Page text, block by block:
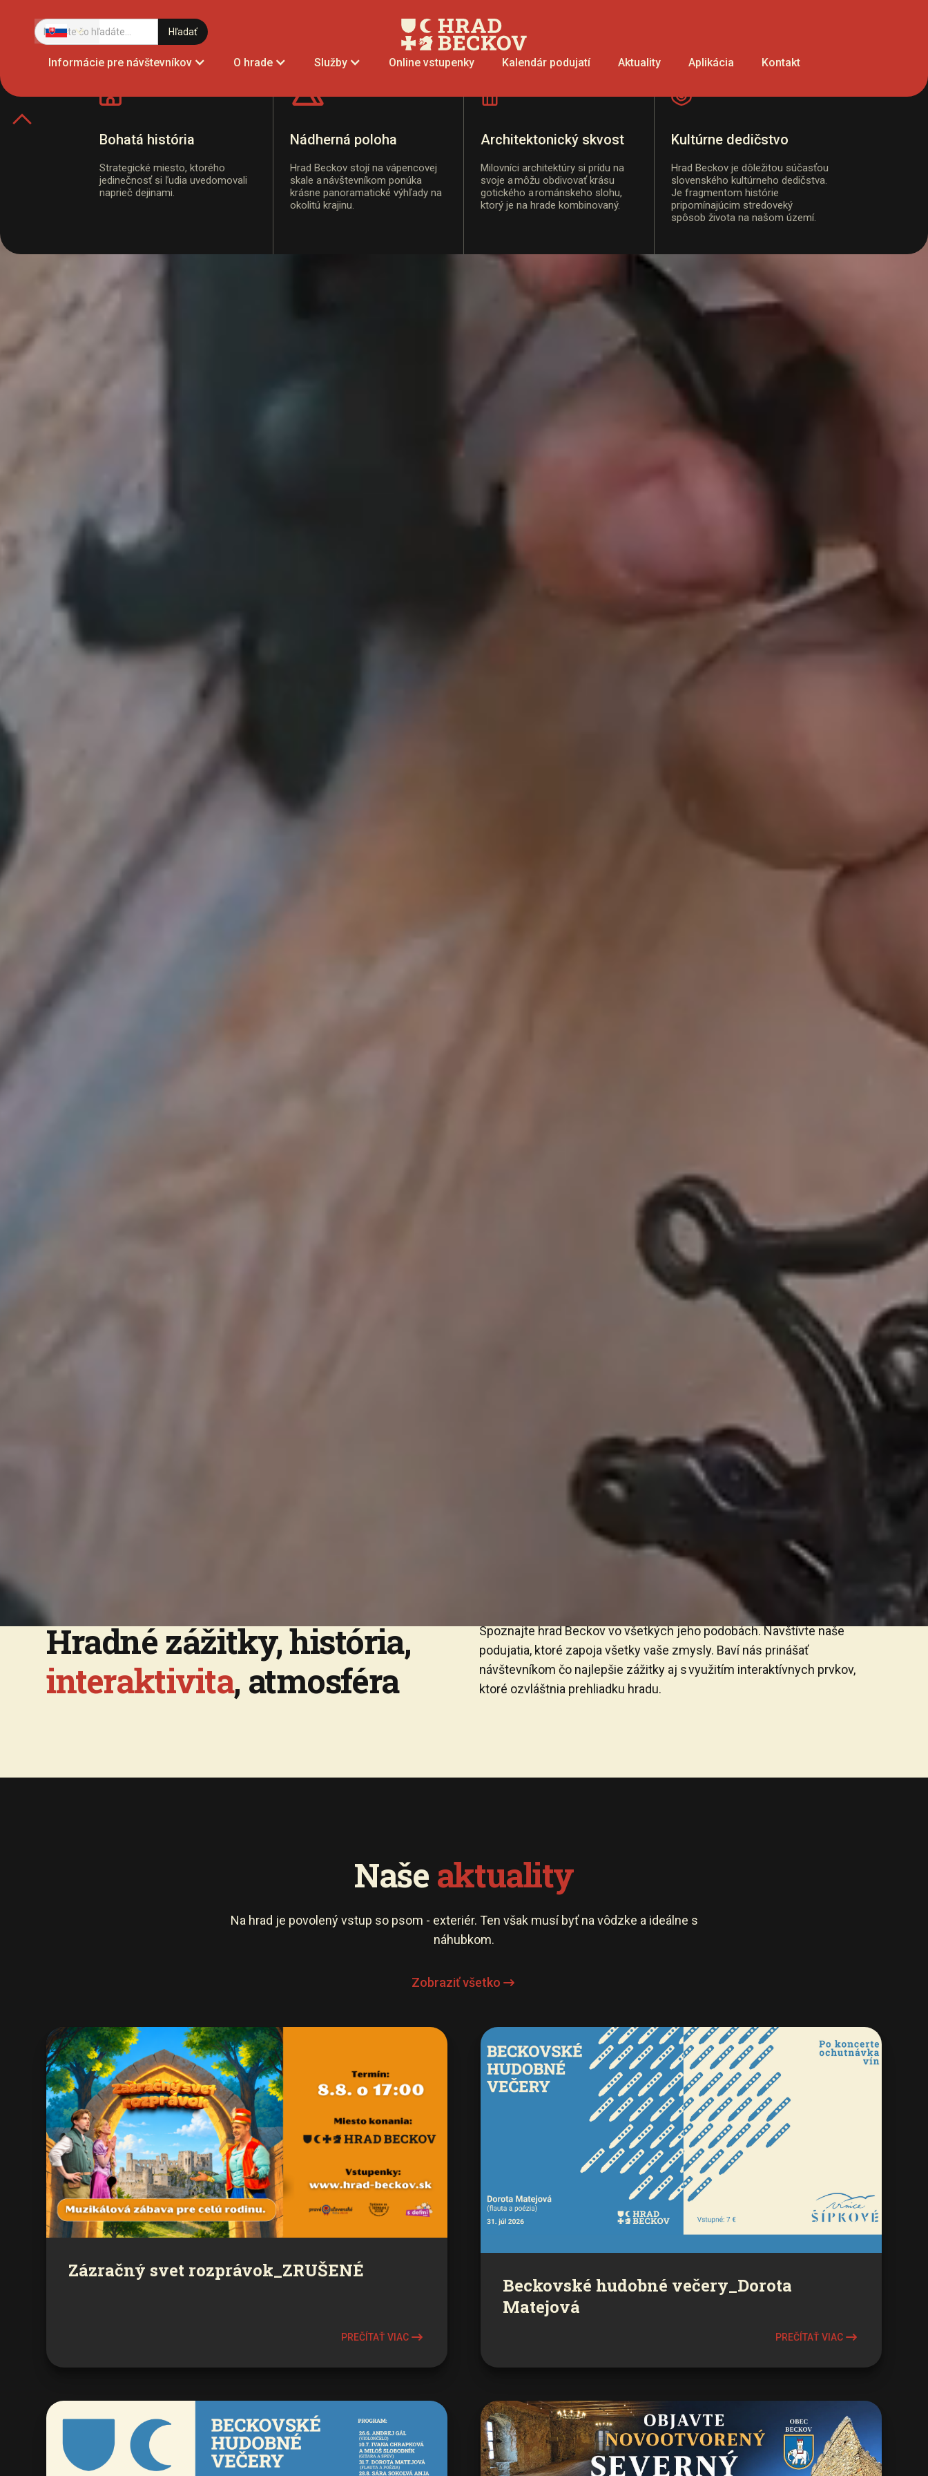
Informácie pre návštevníkov O hrade Služby Online vstupenky Kalendár podujatí Aktuality Aplikácia Kontakt
Hrad Beckov
Otváracie hodiny Prehliadky Kalendár podujatí
Bohatá história
Strategické miesto, ktorého
jedinečnosť si ľudia uvedomovali
naprieč dejinami.
Nádherná poloha
Hrad Beckov stojí na vápencovej
skale a návštevníkom ponúka
krásne panoramatické výhľady na
okolitú krajinu.
Architektonický skvost
Milovníci architektúry si prídu na
svoje a môžu obdivovať krásu
gotického a románskeho slohu,
ktorý je na hrade kombinovaný.
Kultúrne dedičstvo
Hrad Beckov je dôležitou súčasťou
slovenského kultúrneho dedičstva.
Je fragmentom histórie
pripomínajúcim stredoveký
spôsob života na našom území.
Prenájom
dostaťna Hrad
Beckov
Hradné zážitky, história,
interaktivita, atmosféra
Spoznajte hrad Beckov vo všetkých jeho podobách. Navštívte naše
podujatia, ktoré zapoja všetky vaše zmysly. Baví nás prinášať
návštevníkom čo najlepšie zážitky aj s využitím interaktívnych prvkov,
ktoré ozvláštnia prehliadku hradu.
Naše aktuality
Na hrad je povolený vstup so psom - exteriér. Ten však musí byť na vôdzke a ideálne s
náhubkom.
Zobraziť všetko
Zázračný svet rozprávok_ZRUŠENÉ
PREČÍTAŤ VIAC
Beckovské hudobné večery_Dorota
Matejová
PREČÍTAŤ VIAC